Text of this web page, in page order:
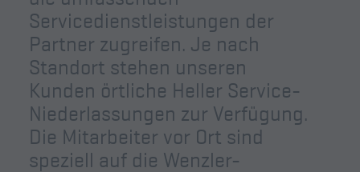
Servicedienstleistungen der
Partner zugreifen. Je nach
Standort stehen unseren
Kunden örtliche Heller Service-
Niederlassungen zur Verfügung.
Die Mitarbeiter vor Ort sind
speziell auf die Wenzler-